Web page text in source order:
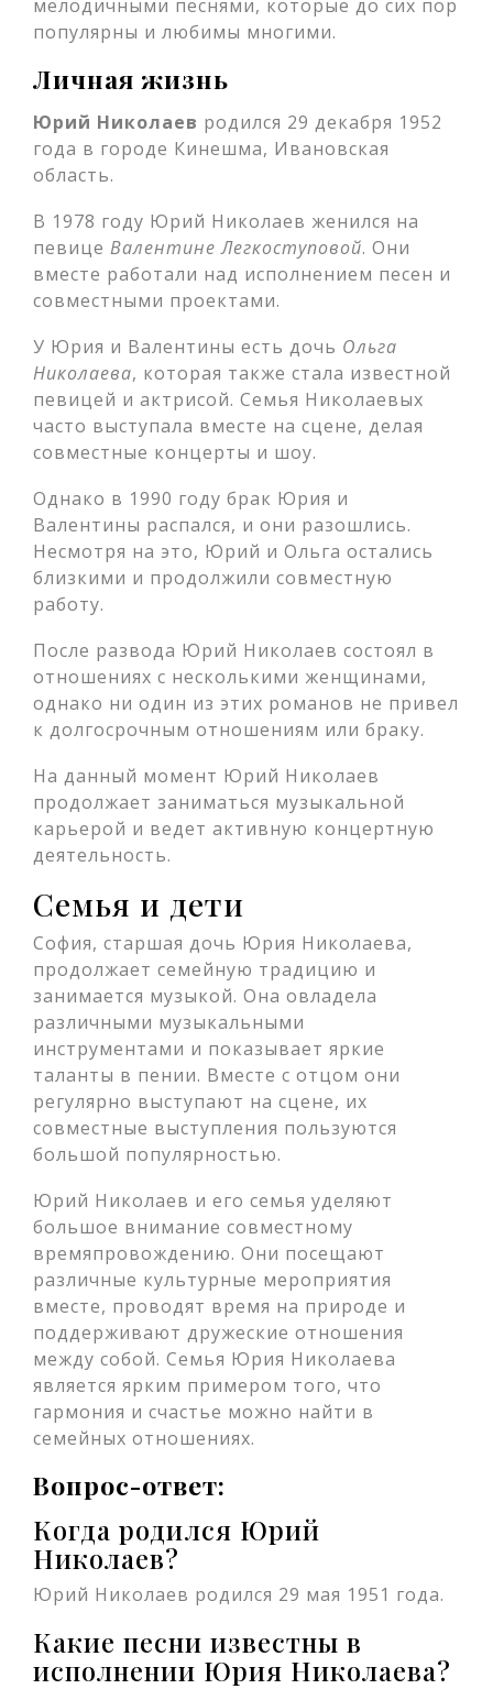
мелодичными песнями, которые до сих пор
популярны и любимы многими.
Личная жизнь
Юрий Николаев родился 29 декабря 1952
года в городе Кинешма, Ивановская
область.
В 1978 году Юрий Николаев женился на
певице Валентине Легкоступовой. Они
вместе работали над исполнением песен и
совместными проектами.
У Юрия и Валентины есть дочь Ольга
Николаева, которая также стала известной
певицей и актрисой. Семья Николаевых
часто выступала вместе на сцене, делая
совместные концерты и шоу.
Однако в 1990 году брак Юрия и
Валентины распался, и они разошлись.
Несмотря на это, Юрий и Ольга остались
близкими и продолжили совместную
работу.
После развода Юрий Николаев состоял в
отношениях с несколькими женщинами,
однако ни один из этих романов не привел
к долгосрочным отношениям или браку.
На данный момент Юрий Николаев
продолжает заниматься музыкальной
карьерой и ведет активную концертную
деятельность.
Семья и дети
София, старшая дочь Юрия Николаева,
продолжает семейную традицию и
занимается музыкой. Она овладела
различными музыкальными
инструментами и показывает яркие
таланты в пении. Вместе с отцом они
регулярно выступают на сцене, их
совместные выступления пользуются
большой популярностью.
Юрий Николаев и его семья уделяют
большое внимание совместному
времяпровождению. Они посещают
различные культурные мероприятия
вместе, проводят время на природе и
поддерживают дружеские отношения
между собой. Семья Юрия Николаева
является ярким примером того, что
гармония и счастье можно найти в
семейных отношениях.
Вопрос-ответ:
Когда родился Юрий
Николаев?
Юрий Николаев родился 29 мая 1951 года.
Какие песни известны в
исполнении Юрия Николаева?